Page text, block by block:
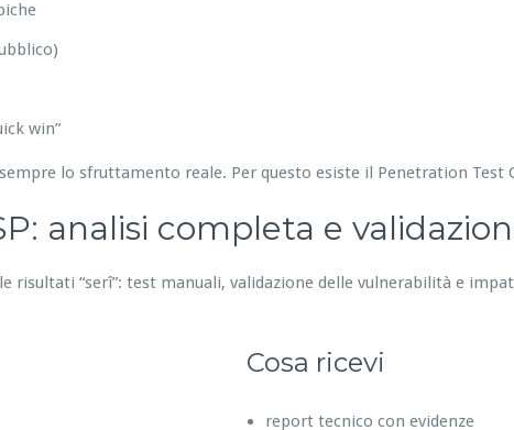
win”
lo sfruttamento reale. Per questo esiste il Penetration Test
analisi completa e
risultati “serî”: test manuali, validazione delle vulnerabilità e
Cosa ricevi
report tecnico con evidenze